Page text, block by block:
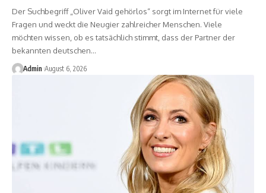
Der Suchbegriff „Oliver Vaid gehörlos“ sorgt im Internet für viele
Fragen und weckt die Neugier zahlreicher Menschen. Viele
möchten wissen, ob es tatsächlich stimmt, dass der Partner der
bekannten deutschen…
Admin August 6, 2026